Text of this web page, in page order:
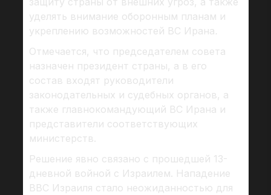
уделять внимание оборонным планам и
укреплению возможностей ВС Ирана.
Отмечается, что председателем совета
назначен президент страны, а в его
состав входят руководители
законодательных и судебных органов, а
также главнокомандующий ВС Ирана и
представители соответствующих
министерств.
Решение явно связано с прошедшей 13-
дневной войной с Израилем. Нападение
ВВС Израиля стало неожиданностью для